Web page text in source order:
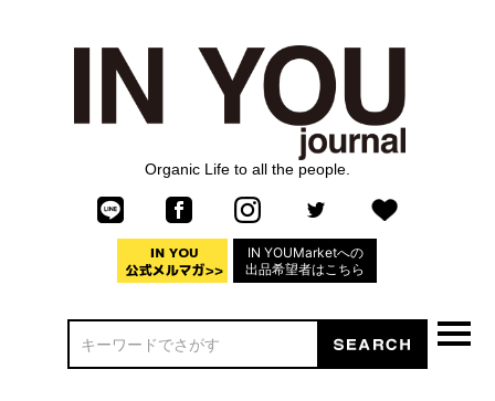
Organic Life to all the people.
IN YOUMarketへの
出品希望者はこちら